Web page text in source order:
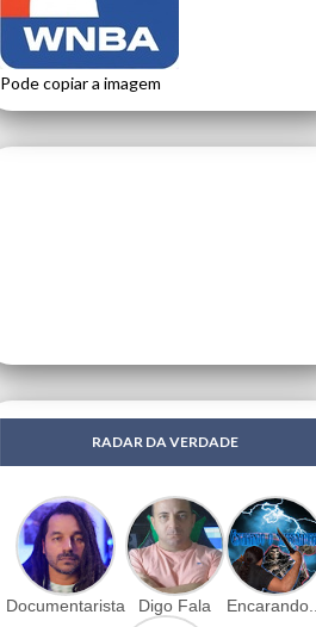
Pode copiar a imagem
RADAR DA VERDADE
Documentarista Digo Fala Encarando...